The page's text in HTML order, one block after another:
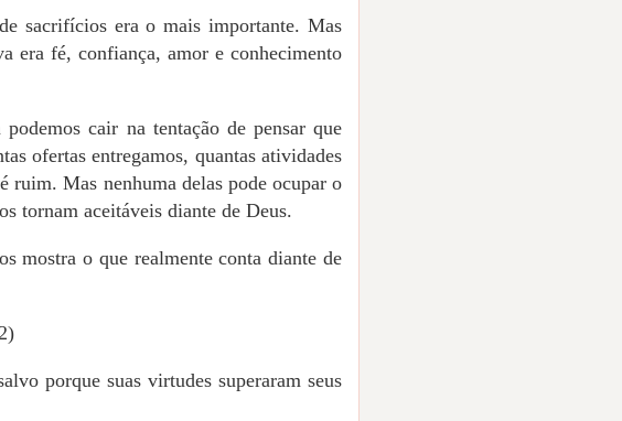
sacrifícios era o mais importante. Mas
era fé, confiança, amor e conhecimento
cair na tentação de pensar que
ofertas entregamos, quantas atividades
ruim. Mas nenhuma delas pode ocupar o
tornam aceitáveis diante de Deus.
mostra o que realmente conta diante de
porque suas virtudes superaram seus